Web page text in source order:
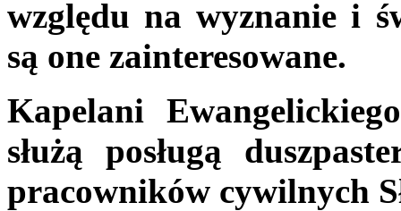
względu na wyznanie i
są one zainteresowane.
Kapelani
służą posługą
pracowników cywilnych